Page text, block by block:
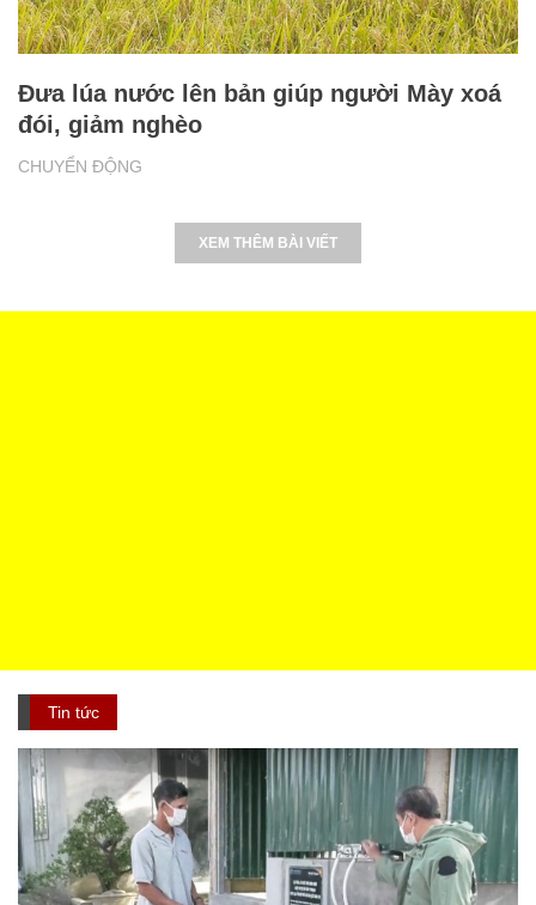
CHUYỂN ĐỘNG
Đưa lúa nước lên bản giúp người Mày xoá
đói, giảm nghèo
XEM THÊM BÀI VIẾT
Tin tức